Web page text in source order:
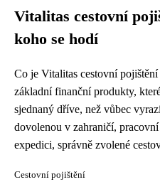
Vitalitas cestovní
koho se hodí
Co je Vitalitas cestovní
základní finanční produkty,
sjednaný dříve, než vůbec
dovolenou v zahraničí,
expedici, správně zvolené
Cestovní pojištění